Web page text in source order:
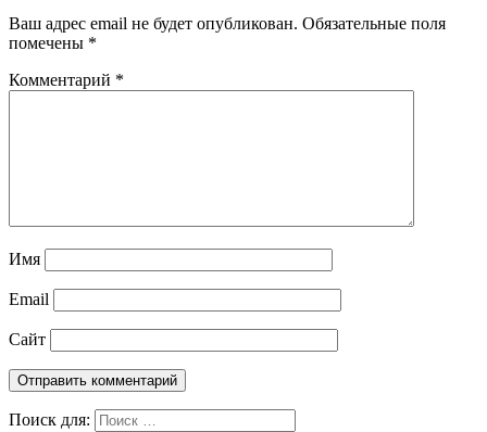
Ваш адрес email не будет опубликован. Обязательные поля
помечены *
Комментарий *
Имя
Email
Сайт
Поиск для: